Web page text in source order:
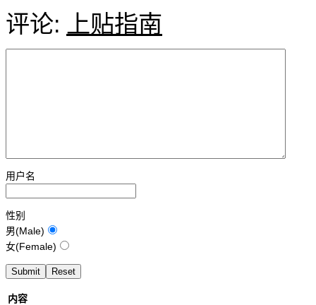
评论: 上贴指南
用户名
性别
男(Male)
女(Female)
内容